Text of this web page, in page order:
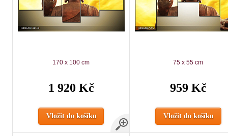
170 x 100 cm
1 920 Kč
Vložit do košíku
75 x 55 cm
959 Kč
Vložit do košíku